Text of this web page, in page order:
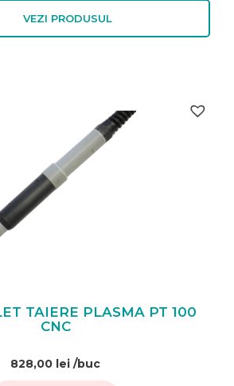
VEZI PRODUSUL
TAIERE PLASMA PT 100
CNC
828,00 lei /buc